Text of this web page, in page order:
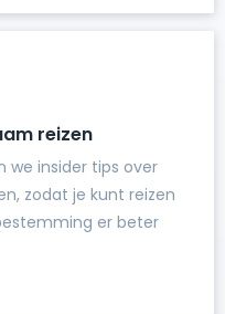
reizen
we insider tips over
zodat je kunt reizen
er beter